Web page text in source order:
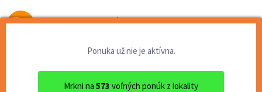
Od prvej brigády
Ponuka už nie je aktívna.
Mrkni na 573 voľných ponúk z lokality